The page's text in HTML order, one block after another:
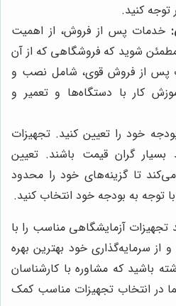
توجه کنید.
خدمات پس از فروش، از اهمیت
مطمئن شوید که فروشگاهی که از آن
پس از فروش قوی، شامل نصب و
کار با دستگاه‌ها و تعمیر و
خود را تعیین کنید. تجهیزات
بسیار گران قیمت باشند. تعیین
تا گزینه‌های خود را محدود
با توجه به بودجه خود انتخاب کنید.
تجهیزات آزمایشگاهی مناسب را با
از سرمایه‌گذاری خود بهترین بهره
باشید که مشاوره با کارشناسان
در انتخاب تجهیزات مناسب کمک